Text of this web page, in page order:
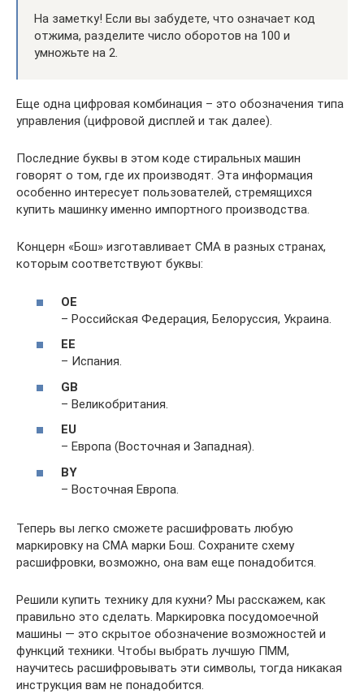
На заметку! Если вы забудете, что означает код
отжима, разделите число оборотов на 100 и
умножьте на 2.
Еще одна цифровая комбинация – это обозначения типа
управления (цифровой дисплей и так далее).
Последние буквы в этом коде стиральных машин
говорят о том, где их производят. Эта информация
особенно интересует пользователей, стремящихся
купить машинку именно импортного производства.
Концерн «Бош» изготавливает СМА в разных странах,
которым соответствуют буквы:
OE
– Российская Федерация, Белоруссия, Украина.
EE
– Испания.
GB
– Великобритания.
EU
– Европа (Восточная и Западная).
BY
– Восточная Европа.
Теперь вы легко сможете расшифровать любую
маркировку на СМА марки Бош. Сохраните схему
расшифровки, возможно, она вам еще понадобится.
Решили купить технику для кухни? Мы расскажем, как
правильно это сделать. Маркировка посудомоечной
машины — это скрытое обозначение возможностей и
функций техники. Чтобы выбрать лучшую ПММ,
научитесь расшифровывать эти символы, тогда никакая
инструкция вам не понадобится.